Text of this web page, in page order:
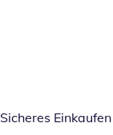
Sicheres Einkaufen